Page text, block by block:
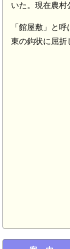
いた。現在農村
「館屋敷」と
東の鈎状に屈折